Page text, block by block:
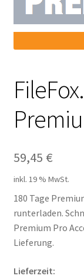
HotLink
Filespace
VipFile.cc
Ex-Load
Impressum
Kontakt
Versandinfos
59,45 €
inkl. 19 % MwSt.
180 Tage
runterladen.
Premium Pro
Lieferung.
Lieferzeit: